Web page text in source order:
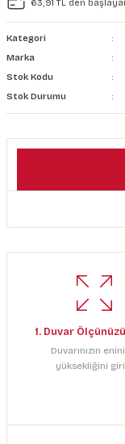
63,91 TL den
Kategori
Marka
Stok Kodu
Stok Durumu
1. Duvar
Duvarınızın
yüksekliğini